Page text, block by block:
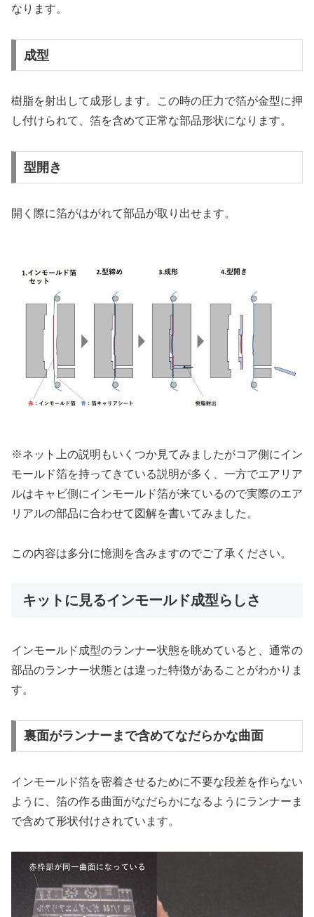
なります。
成型
樹脂を射出して成形します。この時の圧力で箔が金型に押
し付けられて、箔を含めて正常な部品形状になります。
型開き
開く際に箔がはがれて部品が取り出せます。
※ネット上の説明もいくつか見てみましたがコア側にイン
モールド箔を持ってきている説明が多く、一方でエアリア
ルはキャビ側にインモールド箔が来ているので実際のエア
リアルの部品に合わせて図解を書いてみました。
この内容は多分に憶測を含みますのでご了承ください。
キットに見るインモールド成型らしさ
インモールド成型のランナー状態を眺めていると、通常の
部品のランナー状態とは違った特徴があることがわかりま
す。
裏面がランナーまで含めてなだらかな曲面
インモールド箔を密着させるために不要な段差を作らない
ように、箔の作る曲面がなだらかになるようにランナーま
で含めて形状付けされています。